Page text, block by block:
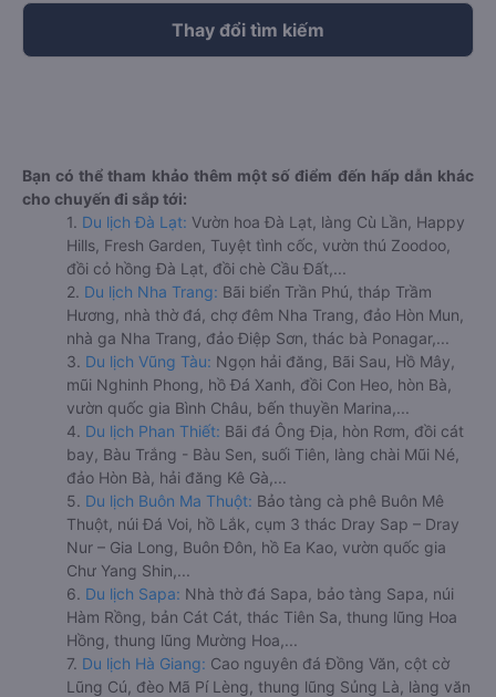
Thay đổi tìm kiếm
Bạn có thể tham khảo thêm một số điểm đến hấp dẫn khác
cho chuyến đi sắp tới:
1. Du lịch Đà Lạt: Vườn hoa Đà Lạt, làng Cù Lần, Happy
Hills, Fresh Garden, Tuyệt tình cốc, vườn thú Zoodoo,
đồi cỏ hồng Đà Lạt, đồi chè Cầu Đất,...
2. Du lịch Nha Trang: Bãi biển Trần Phú, tháp Trầm
Hương, nhà thờ đá, chợ đêm Nha Trang, đảo Hòn Mun,
nhà ga Nha Trang, đảo Điệp Sơn, thác bà Ponagar,...
3. Du lịch Vũng Tàu: Ngọn hải đăng, Bãi Sau, Hồ Mây,
mũi Nghinh Phong, hồ Đá Xanh, đồi Con Heo, hòn Bà,
vườn quốc gia Bình Châu, bến thuyền Marina,...
4. Du lịch Phan Thiết: Bãi đá Ông Địa, hòn Rơm, đồi cát
bay, Bàu Trắng - Bàu Sen, suối Tiên, làng chài Mũi Né,
đảo Hòn Bà, hải đăng Kê Gà,...
5. Du lịch Buôn Ma Thuột: Bảo tàng cà phê Buôn Mê
Thuột, núi Đá Voi, hồ Lắk, cụm 3 thác Dray Sap – Dray
Nur – Gia Long, Buôn Đôn, hồ Ea Kao, vườn quốc gia
Chư Yang Shin,...
6. Du lịch Sapa: Nhà thờ đá Sapa, bảo tàng Sapa, núi
Hàm Rồng, bản Cát Cát, thác Tiên Sa, thung lũng Hoa
Hồng, thung lũng Mường Hoa,...
7. Du lịch Hà Giang: Cao nguyên đá Đồng Văn, cột cờ
Lũng Cú, đèo Mã Pí Lèng, thung lũng Sủng Là, làng văn